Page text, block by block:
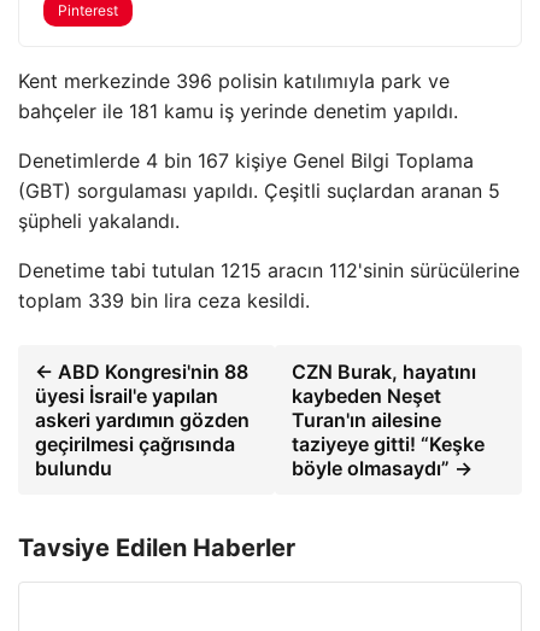
Pinterest
Kent merkezinde 396 polisin katılımıyla park ve
bahçeler ile 181 kamu iş yerinde denetim yapıldı.
Denetimlerde 4 bin 167 kişiye Genel Bilgi Toplama
(GBT) sorgulaması yapıldı. Çeşitli suçlardan aranan 5
şüpheli yakalandı.
Denetime tabi tutulan 1215 aracın 112'sinin sürücülerine
toplam 339 bin lira ceza kesildi.
← ABD Kongresi'nin 88
üyesi İsrail'e yapılan
askeri yardımın gözden
geçirilmesi çağrısında
bulundu
CZN Burak, hayatını
kaybeden Neşet
Turan'ın ailesine
taziyeye gitti! “Keşke
böyle olmasaydı” →
Tavsiye Edilen Haberler